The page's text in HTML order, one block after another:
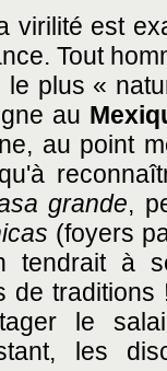
virilité est
Tout
plus «
au
au point
grande,
(foyers
tendrait à
de traditions
le
les